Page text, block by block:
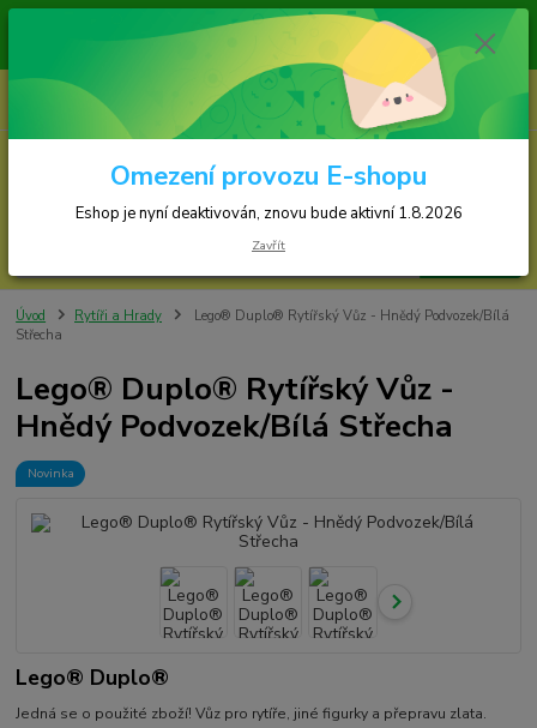
Zásilky jsou odesílány v pondělí, středu a
Eshop je nyní deaktivován, znovu
za 0,00 Kč
Úvod Rytíři a Hrady
Lego® Duplo® Rytířský Vůz - Hnědý Podvozek/Bílá
Střecha
Lego® Duplo® Rytířský Vůz -
Hnědý Podvozek/Bílá Střecha
Novinka
Lego® Duplo®
Jedná se o použité zboží! Vůz pro rytíře, jiné figurky a přepravu zlata.
Omezení provozu E-shopu
Eshop je nyní deaktivován, znovu bude aktivní 1.8.2026
Zavřít